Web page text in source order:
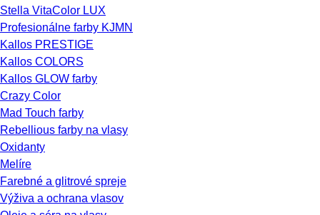
Stella VitaColor LUX
Profesionálne farby KJMN
Kallos PRESTIGE
Kallos COLORS
Kallos GLOW farby
Crazy Color
Mad Touch farby
Rebellious farby na vlasy
Oxidanty
Melíre
Farebné a glitrové spreje
Výživa a ochrana vlasov